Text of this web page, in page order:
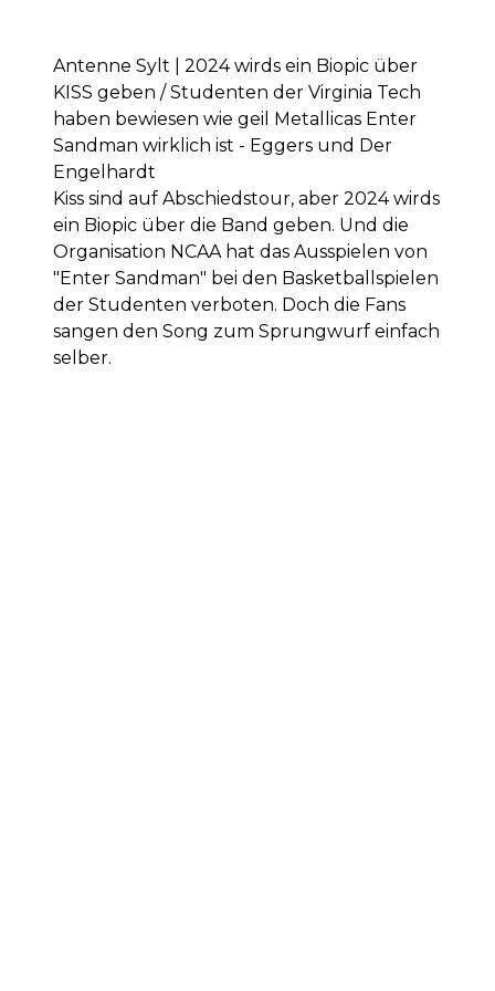
Antenne Sylt | 2024 wirds ein Biopic über
KISS geben / Studenten der Virginia Tech
haben bewiesen wie geil Metallicas Enter
Sandman wirklich ist - Eggers und Der
Engelhardt
Kiss sind auf Abschiedstour, aber 2024 wirds
ein Biopic über die Band geben. Und die
Organisation NCAA hat das Ausspielen von
"Enter Sandman" bei den Basketballspielen
der Studenten verboten. Doch die Fans
sangen den Song zum Sprungwurf einfach
selber.